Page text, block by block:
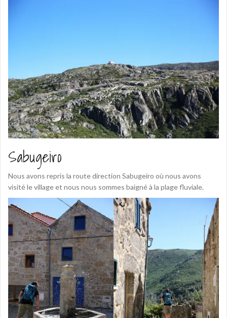
Sabugeiro
Nous avons repris la route direction Sabugeiro où nous avons
visité le village et nous nous sommes baigné à la plage fluviale.